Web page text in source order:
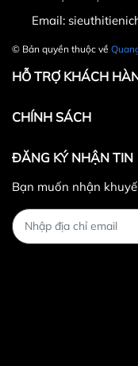
Email:
© Bản quyền thuộc về
HỖ TRỢ KHÁCH
CHÍNH SÁCH
ĐĂNG KÝ NHẬN TIN
Bạn muốn nhận